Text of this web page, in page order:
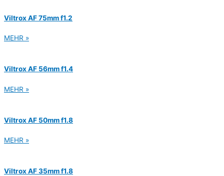
Viltrox AF 75mm f1.2
MEHR »
Viltrox AF 56mm f1.4
MEHR »
Viltrox AF 50mm f1.8
MEHR »
Viltrox AF 35mm f1.8